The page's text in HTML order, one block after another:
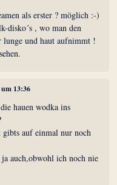
als erster ? möglich :-)
disko´s , wo man den
lunge und haut aufnimmt !
13:36
hauen wodka ins
auf einmal nur noch
ja auch,obwohl ich noch nie